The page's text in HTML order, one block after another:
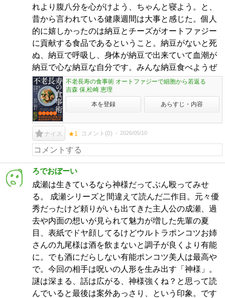
れより腹八分を心がけよう、ちゃんと寝よう。と、
昔から言われている健康週間は大事と感じた。個人
的に嬉しかったのは納豆とチーズがオートファジー
に貢献する食品であるということ。納豆がないと死
ぬ、納豆で呼吸し、身体が納豆で出来ていて血潮が
納豆で心な納豆な自分です。みんな納豆食べようぜ
不老長寿の食事術 オートファジーで細胞から若返る
吉森 保,松崎 恵理
本を登録 あらすじ・内容
ナイス ★1 コメント(0) 2026/05/10
ろでおぼーい
成瀬は生きているなら神様だってぶん殴ってみせ
る。 成瀬シリーズと間違えて読んだ二作目。元々優
秀だったけど頼りがいも出てきた主人公の成瀬、過
去や内面の想いが見られて魅力が増した先輩の夏
目、表紙でドヤ顔してるけどウルトラポンコツお姉
さんの九尾様は酒を飲まないと調子が良くより有能
に。でも酒にだらしない有能ポンコツ美人は最高や
で。今回の相手は呪いの人形を生み出す「神様」。
謎は深まる、話は広がる、神様強くね？と思って読
んでいると最後は案外あっさり、という印象。です